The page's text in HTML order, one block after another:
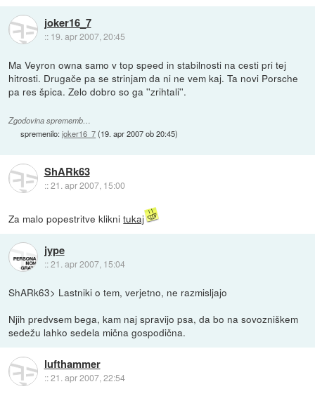
joker16_7
:: 19. apr 2007, 20:45
Ma Veyron owna samo v top speed in stabilnosti na cesti pri tej
hitrosti. Drugače pa se strinjam da ni ne vem kaj. Ta novi Porsche
pa res špica. Zelo dobro so ga ''zrihtali''.
Zgodovina sprememb…
spremenilo:joker16_7(19. apr 2007 ob 20:45)
ShARk63
::21. apr 2007, 15:00
Za malo popestritve kliknitukaj
jype
::21. apr 2007, 15:04
ShARk63> Lastniki o tem, verjetno, ne razmisljajo
Njih predvsem bega, kam naj spravijo psa, da bo na sovozniškem
sedežu lahko sedela mična gospodična.
lufthammer
::21. apr 2007, 22:54